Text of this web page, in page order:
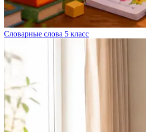
Словарные слова 5 класс